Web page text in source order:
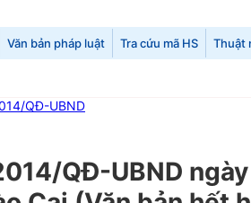
Văn bản pháp luật Tra cứu mã HS Thuật
QĐ-UBND
QĐ-UBND